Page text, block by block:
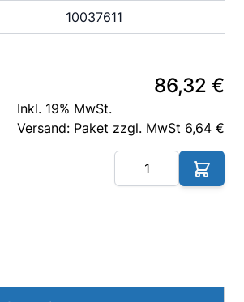
10037611
86,32 €
Inkl. 19% MwSt.
Versand: Paket zzgl. MwSt 6,64 €